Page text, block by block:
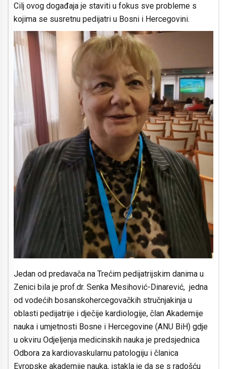
Cilj ovog događaja je staviti u fokus sve probleme s
kojima se susretnu pedijatri u Bosni i Hercegovini.
Jedan od predavača na Trećim pedijatrijskim danima u
Zenici bila je prof.dr. Senka Mesihović-Dinarević, jedna
od vodećih bosanskohercegovačkih stručnjakinja u
oblasti pedijatrije i dječije kardiologije, član Akademije
nauka i umjetnosti Bosne i Hercegovine (ANU BiH) gdje
u okviru Odjeljenja medicinskih nauka je predsjednica
Odbora za kardiovaskularnu patologiju i članica
Evropske akademije nauka, istakla je da se s radošću